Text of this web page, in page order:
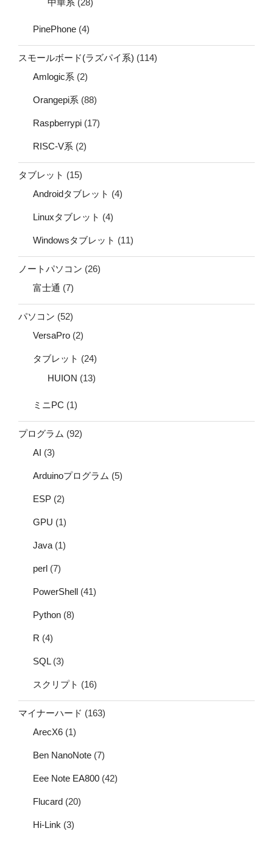
PinePhone (4)
スモールボード(ラズパイ系) (114)
Amlogic系 (2)
Orangepi系 (88)
Raspberrypi (17)
RISC-V系 (2)
タブレット (15)
Androidタブレット (4)
Linuxタブレット (4)
Windowsタブレット (11)
ノートパソコン (26)
富士通 (7)
パソコン (52)
VersaPro (2)
タブレット (24)
HUION (13)
ミニPC (1)
プログラム (92)
AI (3)
Arduinoプログラム (5)
ESP (2)
GPU (1)
Java (1)
perl (7)
PowerShell (41)
Python (8)
R (4)
SQL(3)
スクリプト (16)
マイナーハード (163)
ArecX6 (1)
Ben NanoNote (7)
Eee Note EA800 (42)
Flucard (20)
Hi-Link (3)